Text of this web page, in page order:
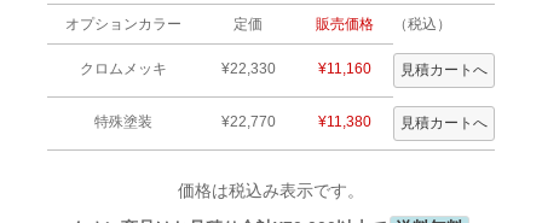
オプションカラー 定価 販売価格 （税込）
クロムメッキ ¥22,330 ¥11,160
特殊塗装 ¥22,770 ¥11,380
価格は税込み表示です。